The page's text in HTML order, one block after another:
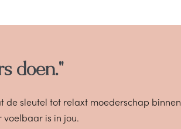
doen."
de sleutel tot relaxt moederschap binnen
is in jou.